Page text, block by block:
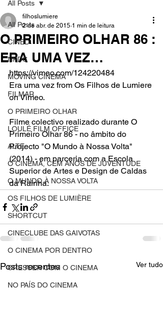
All Posts
CINED
NPDC
MOVING CINEMA
FILMAR
O PRIMEIRO OLHAR
LOULÉ FILM OFFICE
ALTE
O CINEMA, CEM ANOS DE JUVENTUDE
O MUNDO À NOSSA VOLTA
OS FILHOS DE LUMIÈRE
SHORTCUT
CINECLUBE DAS GAIVOTAS
O CINEMA POR DENTRO
CRESCER COM O CINEMA
NO PAÍS DO CINEMA
All Posts
O PRIMEIRO OLHAR 86 :
ERA UMA VEZ…
filhoslumiere
2 de abr. de 2015 1 min de leitura
https://vimeo.com/124220484
Era uma vez from Os Filhos de Lumiere
on Vimeo.
Filme colectivo realizado durante O
Primeiro Olhar 86 - no âmbito do
Projecto "O Mundo à Nossa Volta"
(2014) - em parceria com a Escola
Superior de Artes e Design de Caldas
da Rainha.
Posts recentes Ver tudo